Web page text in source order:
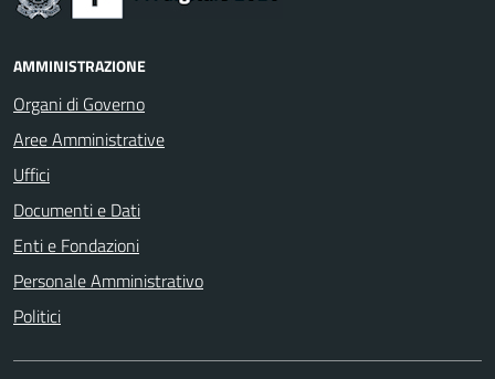
AMMINISTRAZIONE
Organi di Governo
Aree Amministrative
Uffici
Documenti e Dati
Enti e Fondazioni
Personale Amministrativo
Politici